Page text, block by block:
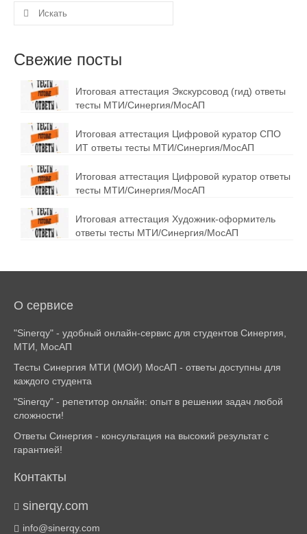
Искать:
Свежие посты
Итоговая аттестация Экскурсовод (гид) ответы
тесты МТИ/Синергия/МосАП
Итоговая аттестация Цифровой куратор СПО
ИТ ответы тесты МТИ/Синергия/МосАП
Итоговая аттестация Цифровой куратор ответы
тесты МТИ/Синергия/МосАП
Итоговая аттестация Художник-оформитель
ответы тесты МТИ/Синергия/МосАП
О сервисе
"Sinerqy" - удобный онлайн-сервис для студентов Синергия,
МТИ, МосАП
Тесты Синергия МТИ (МОИ) МосАП - ответы доступны для
каждого студента
"Sinerqy" - репетитор онлайн: опыт в решении задач любой
сложности!
Ответы Синергия - консультация на высокий результат с
гарантией!
Контакты
sinerqy.com
info@sinerqy.com